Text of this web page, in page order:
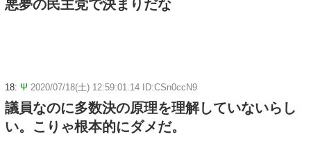
悪夢の民主党で決まりだな
18: Ψ 2020/07/18(土) 12:59:01.14 ID:CSn0ccN9
議員なのに多数決の原理を理解していないらし
い。こりゃ根本的にダメだ。